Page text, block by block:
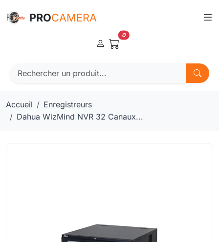
PROCAMERA
0
Accueil
Enregistreurs
Dahua WizMind NVR 32 Canaux...